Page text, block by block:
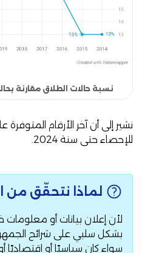
نسبة حالات الطلاق مقارنة بحالات
نشير إلى أن آخر الأرقام
للإحصاء حتى سنة 2024.
لماذا نتحقّق من
لأن إعلان بيانات أو
بشكل سلبي على شرائح
سواء كان سياسيًا أو اقتصاديًا